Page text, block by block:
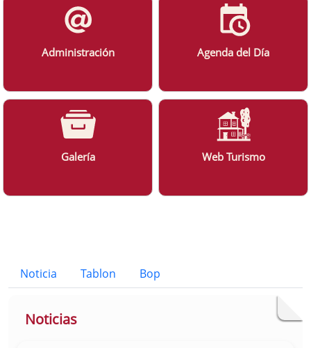
Administración Agenda del Día
Galería Web Turismo
Noticia Tablon Bop
Button
Noticias